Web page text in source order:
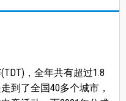
，全年共有超过1.8
到了全国40多个城市，